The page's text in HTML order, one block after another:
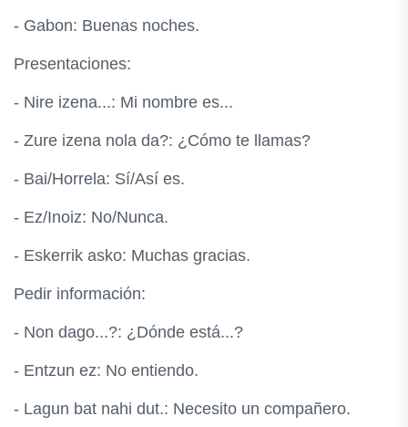
- Gabon: Buenas noches.
Presentaciones:
- Nire izena...: Mi nombre es...
- Zure izena nola da?: ¿Cómo te llamas?
- Bai/Horrela: Sí/Así es.
- Ez/Inoiz: No/Nunca.
- Eskerrik asko: Muchas gracias.
Pedir información:
- Non dago...?: ¿Dónde está...?
- Entzun ez: No entiendo.
- Lagun bat nahi dut.: Necesito un compañero.